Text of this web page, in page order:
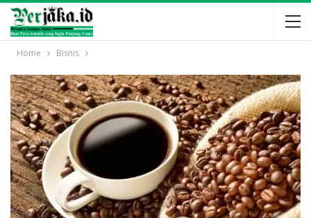
Home Bisnis